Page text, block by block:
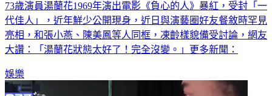
73歲演員湯蘭花1969年演出電影《負心的人》暴紅，受封「一
代佳人」，近年鮮少公開現身，近日與演藝圈好友餐敘時罕見
亮相，和張小燕、陳美鳳等人同框，凍齡樣貌備受討論，網友
大讚：「湯蘭花狀態太好了！完全沒變。」更多新聞：
娛樂